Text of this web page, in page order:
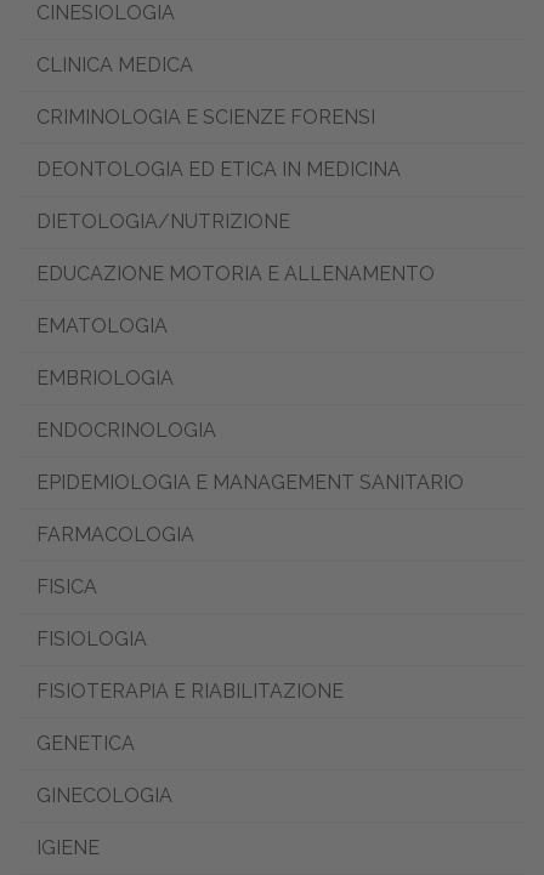
CINESIOLOGIA
CLINICA MEDICA
CRIMINOLOGIA E SCIENZE FORENSI
DEONTOLOGIA ED ETICA IN MEDICINA
DIETOLOGIA/NUTRIZIONE
EDUCAZIONE MOTORIA E ALLENAMENTO
EMATOLOGIA
EMBRIOLOGIA
ENDOCRINOLOGIA
EPIDEMIOLOGIA E MANAGEMENT SANITARIO
FARMACOLOGIA
FISICA
FISIOLOGIA
FISIOTERAPIA E RIABILITAZIONE
GENETICA
GINECOLOGIA
IGIENE